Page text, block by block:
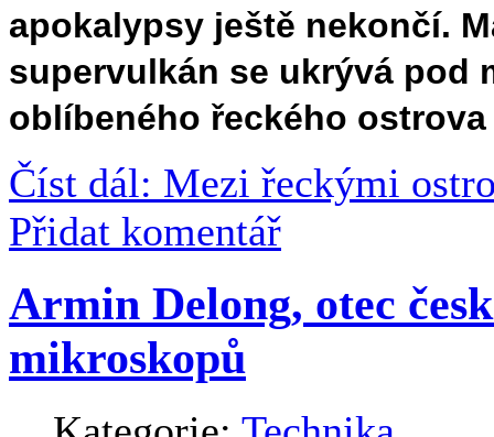
apokalypsy ještě nekončí.
supervulkán se ukrývá pod
oblíbeného řeckého
Číst dál: Mezi řeckými
Přidat komentář
Armin Delong, otec
mikroskopů